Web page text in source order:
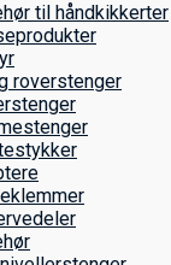
til håndkikkerter
roverstenger